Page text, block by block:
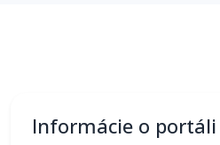
Informácie o portáli